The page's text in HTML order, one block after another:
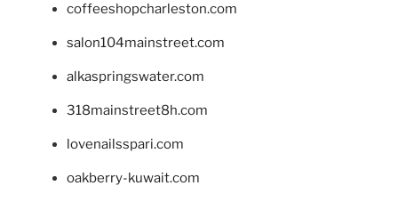
coffeeshopcharleston.com
salon104mainstreet.com
alkaspringswater.com
318mainstreet8h.com
lovenailsspari.com
oakberry-kuwait.com